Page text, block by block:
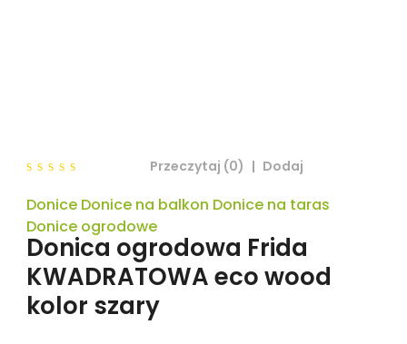
out
5
Przeczytaj (0) | Dodaj
Donice Donice na balkon Donice na taras
Donice ogrodowe
Donica ogrodowa Frida
KWADRATOWA eco wood
kolor szary